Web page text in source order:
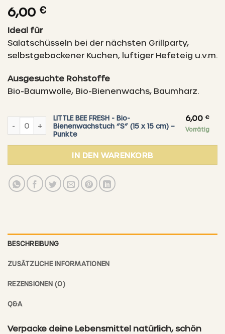
6,00 €
Ideal für
Salatschüsseln bei der nächsten Grillparty,
selbstgebackener Kuchen, luftiger Hefeteig u.v.m.
Ausgesuchte Rohstoffe
Bio-Baumwolle, Bio-Bienenwachs, Baumharz.
LITTLE BEE FRESH - Bio-Bienenwachstuch “S” (15 x 15 cm) –
LITTLE BEE FRESH - Bio-
Bienenwachstuch “S” (15 x 15 cm) –
Punkte
6,00 €
Vorrätig
IN DEN WARENKORB
BESCHREIBUNG
ZUSÄTZLICHE INFORMATIONEN
REZENSIONEN (0)
Q&A
Verpacke deine Lebensmittel natürlich, schön